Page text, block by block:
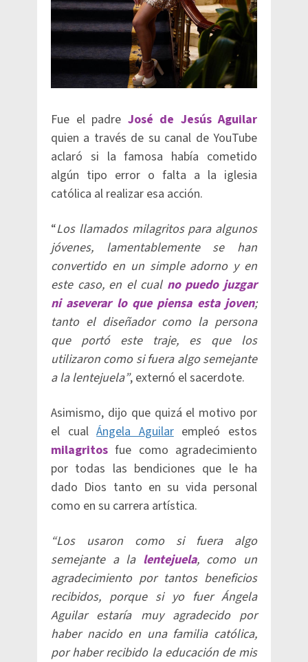
Fue el padre José de Jesús Aguilar
quien a través de su canal de YouTube
aclaró si la famosa había cometido
algún tipo error o falta a la iglesia
católica al realizar esa acción.
“Los llamados milagritos para algunos
jóvenes, lamentablemente se han
convertido en un simple adorno y en
este caso, en el cual no puedo juzgar
ni aseverar lo que piensa esta joven;
tanto el diseñador como la persona
que portó este traje, es que los
utilizaron como si fuera algo semejante
a la lentejuela”, externó el sacerdote.
Asimismo, dijo que quizá el motivo por
el cualÁngela Aguilarempleó estos
milagritos fue como agradecimiento
por todas las bendiciones que le ha
dado Dios tanto en su vida personal
como en su carrera artística.
“Los usaron como si fuera algo
semejante a la lentejuela, como un
agradecimiento por tantos beneficios
recibidos, porque si yo fuer Ángela
Aguilar estaría muy agradecido por
haber nacido en una familia católica,
por haber recibido la educación de mis